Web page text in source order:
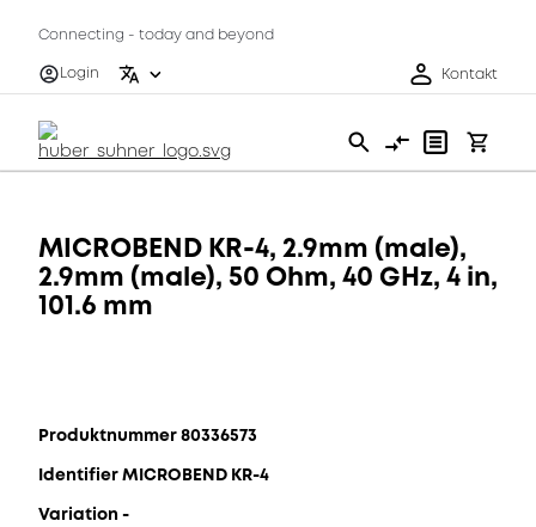
Connecting - today and beyond
Login
Kontakt
MICROBEND KR-4, 2.9mm (male),
2.9mm (male), 50 Ohm, 40 GHz, 4 in,
101.6 mm
Produktnummer 80336573
Identifier MICROBEND KR-4
Variation -